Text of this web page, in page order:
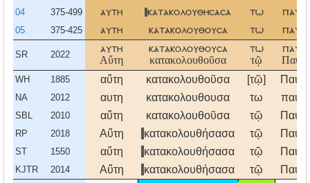
04 375-499 αυτη κατακολουθησασα τω
05 375-425 αυτη κατακολουθουσα τω
SR 2022
αυτη
Αὕτη
κατακολουθουσα
κατακολουθοῦσα
τω
τῷ
WH 1885 αὕτη κατακολουθοῦσα [τῷ]
NA 2012 αυτη κατακολουθουσα τω
SBL 2010 αὕτη κατακολουθοῦσα τῷ
RP 2018 Αὕτη κατακολουθήσασα τῷ
ST 1550 αὕτη κατακολουθήσασα τῷ
KJTR 2014 Αὕτη κατακολουθήσασα τῷ